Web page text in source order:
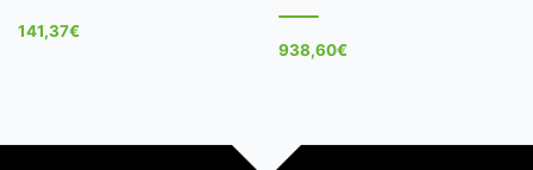
141,37€
938,60€